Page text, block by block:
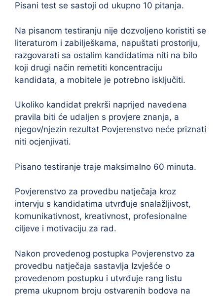
Pisani test se sastoji od ukupno 10 pitanja.
Na pisanom testiranju nije dozvoljeno koristiti se
literaturom i zabilješkama, napuštati prostoriju,
razgovarati sa ostalim kandidatima niti na bilo
koji drugi način remetiti koncentraciju
kandidata, a mobitele je potrebno isključiti.
Ukoliko kandidat prekrši naprijed navedena
pravila biti će udaljen s provjere znanja, a
njegov/njezin rezultat Povjerenstvo neće priznati
niti ocjenjivati.
Pisano testiranje traje maksimalno 60 minuta.
Povjerenstvo za provedbu natječaja kroz
intervju s kandidatima utvrđuje snalažljivost,
komunikativnost, kreativnost, profesionalne
ciljeve i motivaciju za rad.
Nakon provedenog postupka Povjerenstvo za
provedbu natječaja sastavlja Izvješće o
provedenom postupku i utvrđuje rang listu
prema ukupnom broju ostvarenih bodova na